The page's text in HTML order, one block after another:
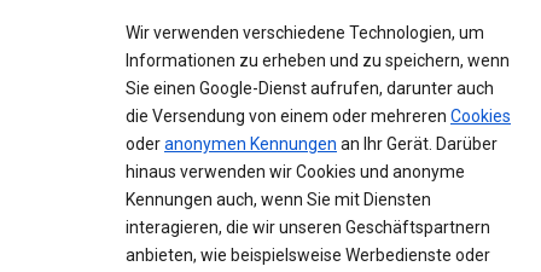
Wir verwenden verschiedene Technologien, um
Informationen zu erheben und zu speichern, wenn
Sie einen Google-Dienst aufrufen, darunter auch
die Versendung von einem oder mehreren Cookies
oderanonymen Kennungen an Ihr Gerät. Darüber
hinaus verwenden wir Cookies und anonyme
Kennungen auch, wenn Sie mit Diensten
interagieren, die wir unseren Geschäftspartnern
anbieten, wie beispielsweise Werbedienste oder